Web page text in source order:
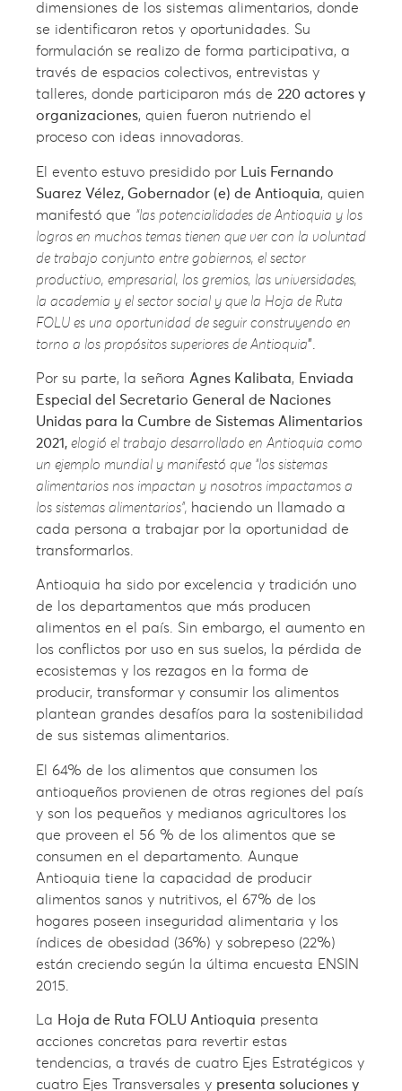
dimensiones de los sistemas alimentarios, donde
se identificaron retos y oportunidades. Su
formulación se realizo de forma participativa, a
través de espacios colectivos, entrevistas y
talleres, donde participaron más de 220 actores y
organizaciones, quien fueron nutriendo el
proceso con ideas innovadoras.
El evento estuvo presidido por
Luis Fernando
Suarez Vélez, Gobernador (e) de Antioquia, quien
manifestó que “las potencialidades de Antioquia y los
logros en muchos temas tienen que ver con la voluntad
de trabajo conjunto entre gobiernos, el sector
productivo, empresarial, los gremios, las universidades,
la academia y el sector social y que la Hoja de Ruta
FOLU es una oportunidad de seguir construyendo en
torno a los propósitos superiores de Antioquia”.
Por su parte, la señora Agnes Kalibata, Enviada
Especial del Secretario General de Naciones
Unidas para la Cumbre de Sistemas Alimentarios
2021, elogió el trabajo desarrollado en Antioquia como
un ejemplo mundial y manifestó que “los sistemas
alimentarios nos impactan y nosotros impactamos a
los sistemas alimentarios”, haciendo un llamado a
cada persona a trabajar por la oportunidad de
transformarlos.
Antioquia ha sido por excelencia y tradición uno
de los departamentos que más producen
alimentos en el país. Sin embargo, el aumento en
los conflictos por uso en sus suelos, la pérdida de
ecosistemas y los rezagos en la forma de
producir, transformar y consumir los alimentos
plantean grandes desafíos para la sostenibilidad
de sus sistemas alimentarios.
El 64% de los alimentos que consumen los
antioqueños provienen de otras regiones del país
y son los pequeños y medianos agricultores los
que proveen el 56 % de los alimentos que se
consumen en el departamento. Aunque
Antioquia tiene la capacidad de producir
alimentos sanos y nutritivos, el 67% de los
hogares poseen inseguridad alimentaria y los
índices de obesidad (36%) y sobrepeso (22%)
están creciendo según la última encuesta ENSIN
2015.
La Hoja de Ruta FOLU Antioquia presenta
acciones concretas para revertir estas
tendencias, a través de cuatro Ejes Estratégicos y
cuatro Ejes Transversales y presenta soluciones y